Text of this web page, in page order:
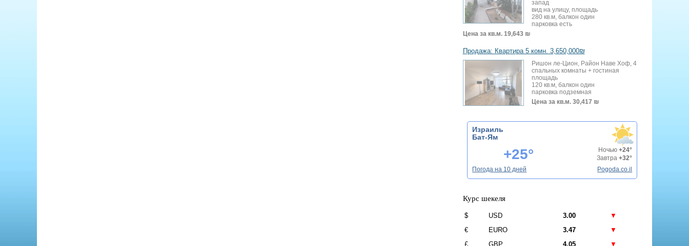
запад
вид на улицу, площадь
280 кв.м, балкон один
парковка есть
Цена за кв.м. 19,643 ₪
Продажа: Квартира 5 комн. 3,650,000₪
Ришон ле-Цион, Район Наве Хоф, 4
спальных комнаты + гостиная
площадь
120 кв.м, балкон один
парковка подземная
Цена за кв.м. 30,417 ₪
Израиль
Бат-Ям
+25° Ночью+24°
Завтра+32°
Погода на 10 дней
Pogoda.co.il
Курс шекеля
$ USD 3.00
▼
€
EURO 3.47
▼
£
GBP 4.05 ▼